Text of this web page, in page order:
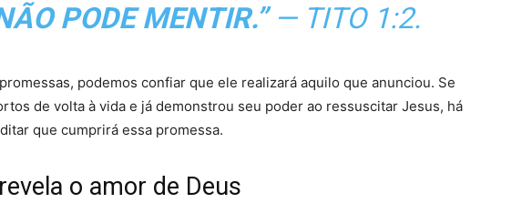
PODE MENTIR.”— TITO 1:2.
podemos confiar que ele realizará aquilo que anunciou. Se
de volta à vida e já demonstrou seu poder ao ressuscitar Jesus, há
que cumprirá essa promessa.
o amor de Deus